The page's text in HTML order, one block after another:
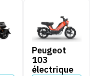
Peugeot
103
électrique